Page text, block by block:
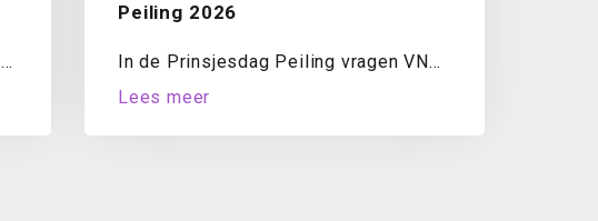
Peiling 2026
In de Prinsjesdag Peiling vragen VNO-
NCW en MKB-Nederland ondernemers
jaarlijks naar hun oordeel over...
Lees meer